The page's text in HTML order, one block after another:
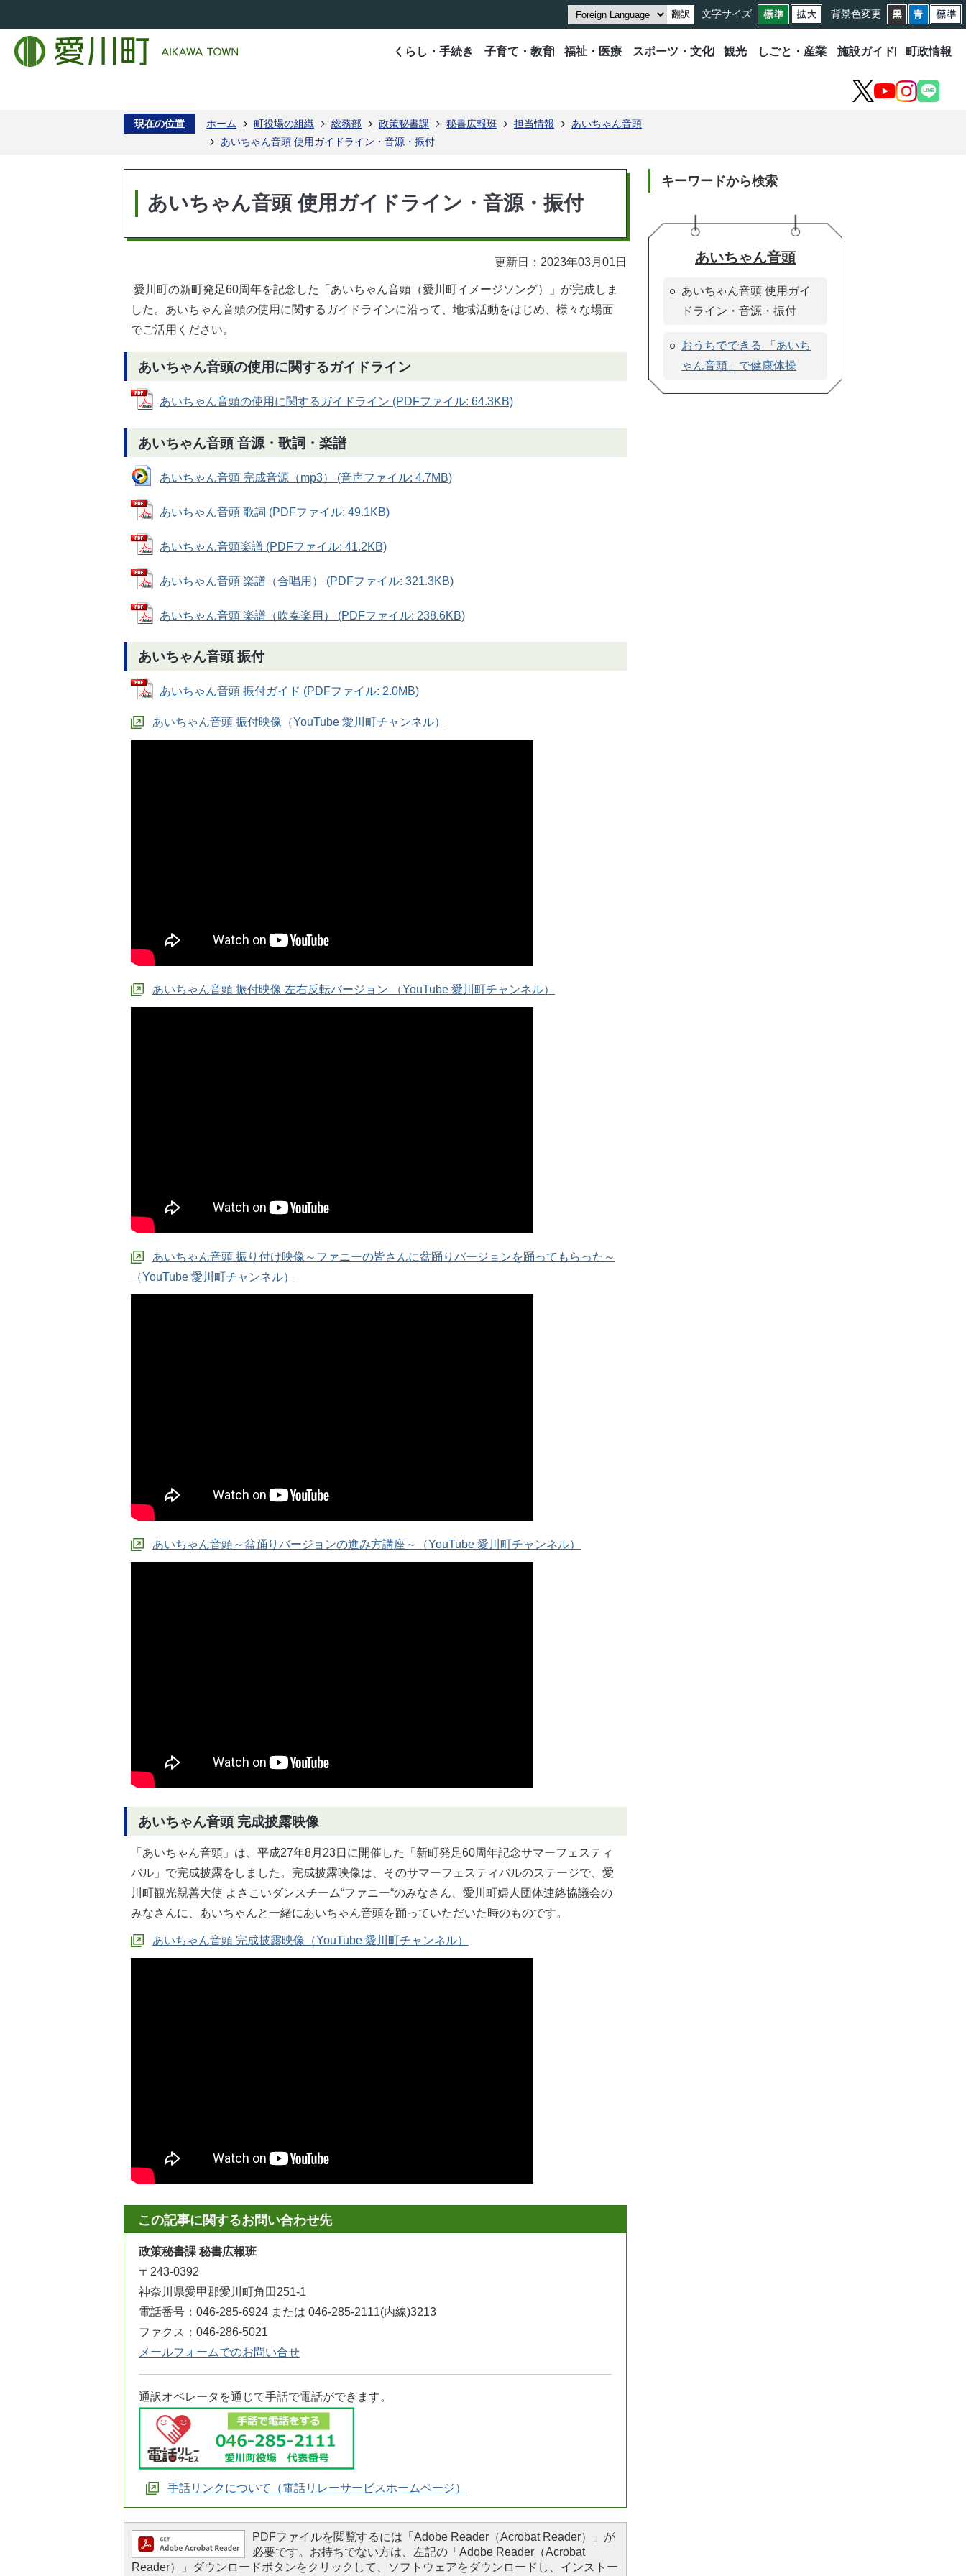
翻訳 文字サイズ 背景色変更
くらし・手続き 子育て・教育 福祉・医療 スポーツ・文化 観光 しごと・産業 施設ガイド 町政情報
X YouTube
Instagram
LINE
現在の位置 ホーム 町役場の組織 総務部 政策秘書課 秘書広報班 担当情報
あいちゃん音頭
あいちゃん音頭 使用ガイドライン・音源・振付
あいちゃん音頭 使用ガイドライン・音源・振付
更新日：2023年03月01日
愛川町の新町発足60周年を記念した「あいちゃん音頭（愛川町イメージソング）」が完成しま
した。あいちゃん音頭の使用に関するガイドラインに沿って、地域活動をはじめ、様々な場面
でご活用ください。
あいちゃん音頭の使用に関するガイドライン
あいちゃん音頭の使用に関するガイドライン (PDFファイル: 64.3KB)
あいちゃん音頭 音源・歌詞・楽譜
あいちゃん音頭 完成音源（mp3） (音声ファイル: 4.7MB)
あいちゃん音頭 歌詞 (PDFファイル: 49.1KB)
あいちゃん音頭楽譜 (PDFファイル: 41.2KB)
あいちゃん音頭 楽譜（合唱用） (PDFファイル: 321.3KB)
あいちゃん音頭 楽譜（吹奏楽用） (PDFファイル: 238.6KB)
あいちゃん音頭 振付
あいちゃん音頭 振付ガイド (PDFファイル: 2.0MB)
あいちゃん音頭 振付映像（YouTube 愛川町チャンネル）
あいちゃん音頭 振付映像 左右反転バージョン （YouTube 愛川町チャンネル）
あいちゃん音頭 振り付け映像～ファニーの皆さんに盆踊りバージョンを踊ってもらった～
（YouTube 愛川町チャンネル）
あいちゃん音頭～盆踊りバージョンの進み方講座～（YouTube 愛川町チャンネル）
あいちゃん音頭 完成披露映像
「あいちゃん音頭」は­、平成27年8月23日に開催した「新町発足60周年記念サマーフェスティ
バル」で完­成披露をしました。完成披露映像は、そのサマーフェスティバルのステージで、愛
川町観光親善大使 よさこいダンスチーム“ファニー“のみなさん、愛川町婦人団体連絡協議会の
みなさんに­、あいちゃんと一緒にあいちゃん音頭を踊っていただいた時のものです。
あいちゃん音頭 完成披露映像（YouTube 愛川町チャンネル）
この記事に関するお問い合わせ先
政策秘書課 秘書広報班
〒243-0392
神奈川県愛甲郡愛川町角田251-1
電話番号：046-285-6924 または 046-285-2111(内線)3213
ファクス：046-286-5021
メールフォームでのお問い合せ
通訳オペレータを通じて手話で電話ができます。
手話リンクについて（電話リレーサービスホームページ）
PDFファイルを閲覧するには「Adobe Reader（Acrobat Reader）」が
必要です。お持ちでない方は、左記の「Adobe Reader（Acrobat
Reader）」ダウンロードボタンをクリックして、ソフトウェアをダウンロードし、インストー
キーワードから検索
あいちゃん音頭
あいちゃん音頭 使用ガイ
ドライン・音源・振付
おうちでできる 「あいち
ゃん音頭」で健康体操